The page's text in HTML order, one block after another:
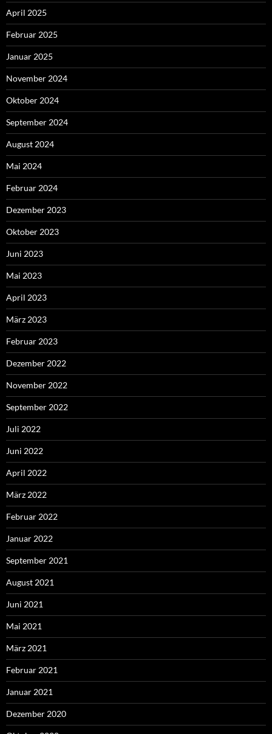
April 2025
Februar 2025
Januar 2025
November 2024
Oktober 2024
September 2024
August 2024
Mai 2024
Februar 2024
Dezember 2023
Oktober 2023
Juni 2023
Mai 2023
April 2023
März 2023
Februar 2023
Dezember 2022
November 2022
September 2022
Juli 2022
Juni 2022
April 2022
März 2022
Februar 2022
Januar 2022
September 2021
August 2021
Juni 2021
Mai 2021
März 2021
Februar 2021
Januar 2021
Dezember 2020